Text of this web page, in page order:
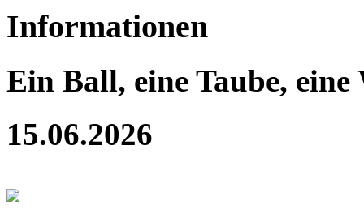
Informationen
Ein Ball, eine Taube,
15.06.2026